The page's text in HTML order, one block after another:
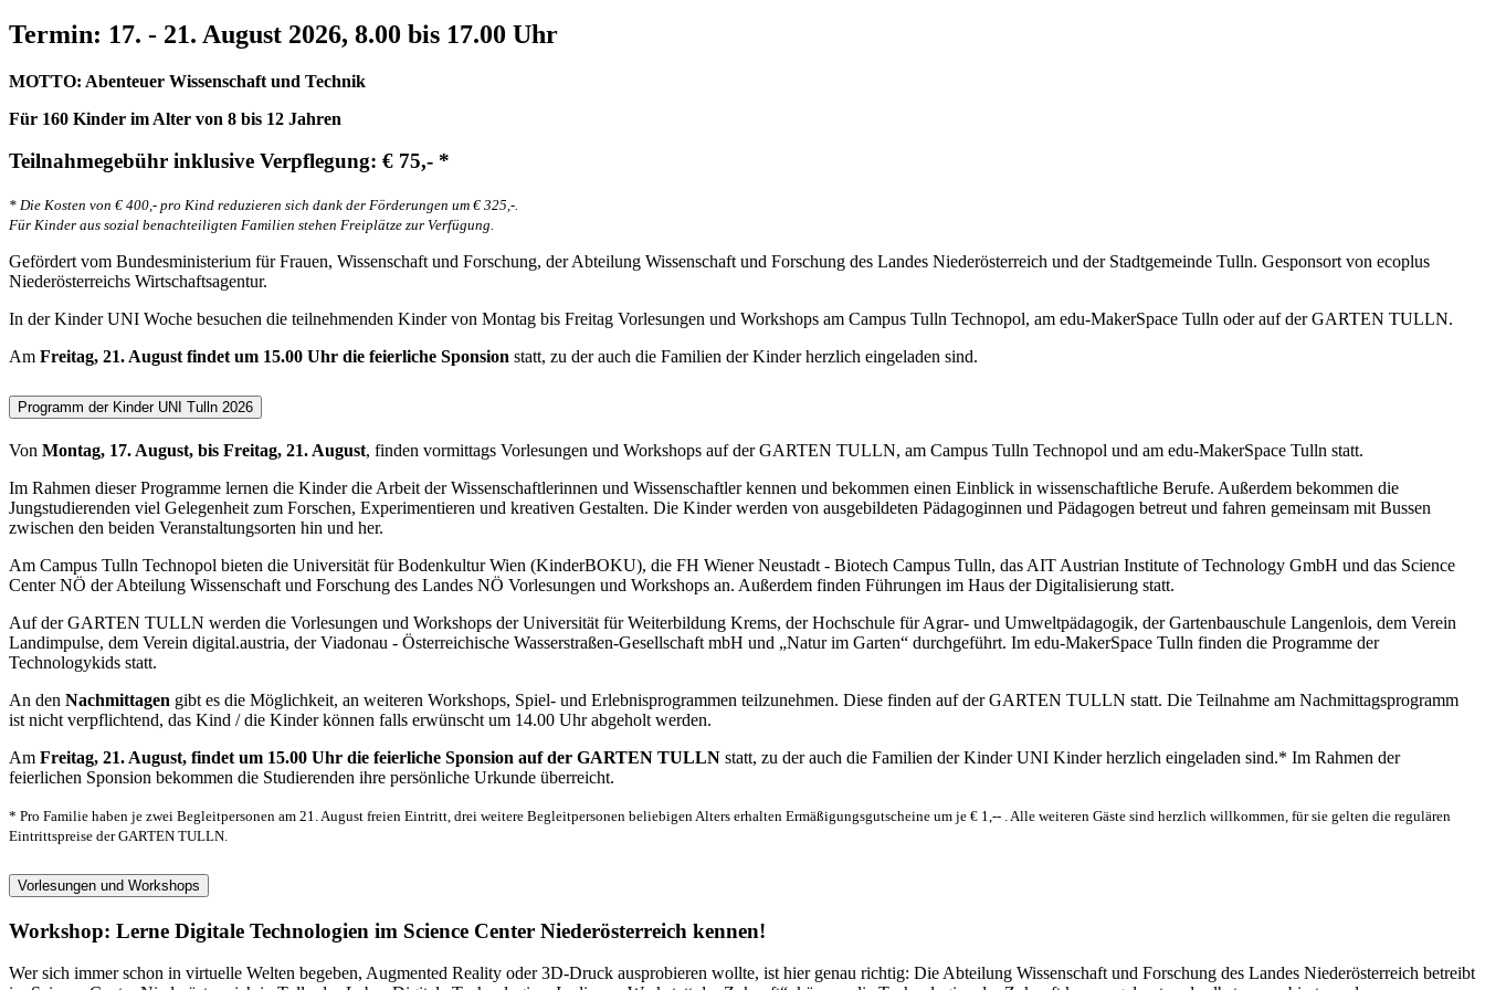
Termin: 17. - 21. August 2026, 8.00 bis 17.00 Uhr
MOTTO: Abenteuer Wissenschaft und Technik
Für 160 Kinder im Alter von 8 bis 12 Jahren
Teilnahmegebühr inklusive Verpflegung: € 75,- *
* Die Kosten von € 400,- pro Kind reduzieren sich dank der Förderungen um € 325,-.
Für Kinder aus sozial benachteiligten Familien stehen Freiplätze zur Verfügung.
Gefördert vom Bundesministerium für Frauen, Wissenschaft und Forschung, der Abteilung Wissenschaft und Forschung des Landes Niederösterreich und der Stadtgemeinde Tulln. Gesponsort von ecoplus
Niederösterreichs Wirtschaftsagentur.
In der Kinder UNI Woche besuchen die teilnehmenden Kinder von Montag bis Freitag Vorlesungen und Workshops am Campus Tulln Technopol, am edu-MakerSpace Tulln oder auf der GARTEN TULLN.
Am Freitag, 21. August findet um 15.00 Uhr die feierliche Sponsion statt, zu der auch die Familien der Kinder herzlich eingeladen sind.
Programm der Kinder UNI Tulln 2026
Von Montag, 17. August, bis Freitag, 21. August, finden vormittags Vorlesungen und Workshops auf der GARTEN TULLN, am Campus Tulln Technopol und am edu-MakerSpace Tulln statt.
Im Rahmen dieser Programme lernen die Kinder die Arbeit der Wissenschaftlerinnen und Wissenschaftler kennen und bekommen einen Einblick in wissenschaftliche Berufe. Außerdem bekommen die
Jungstudierenden viel Gelegenheit zum Forschen, Experimentieren und kreativen Gestalten. Die Kinder werden von ausgebildeten Pädagoginnen und Pädagogen betreut und fahren gemeinsam mit Bussen
zwischen den beiden Veranstaltungsorten hin und her.
Am Campus Tulln Technopol bieten die Universität für Bodenkultur Wien (KinderBOKU), die FH Wiener Neustadt - Biotech Campus Tulln, das AIT Austrian Institute of Technology GmbH und das Science
Center NÖ der Abteilung Wissenschaft und Forschung des Landes NÖ Vorlesungen und Workshops an. Außerdem finden Führungen im Haus der Digitalisierung statt.
Auf der GARTEN TULLN werden die Vorlesungen und Workshops der Universität für Weiterbildung Krems, der Hochschule für Agrar- und Umweltpädagogik, der Gartenbauschule Langenlois, dem Verein
Landimpulse, dem Verein digital.austria, der Viadonau - Österreichische Wasserstraßen-Gesellschaft mbH und „Natur im Garten“ durchgeführt. Im edu-MakerSpace Tulln finden die Programme der
Technologykids statt.
An den Nachmittagen gibt es die Möglichkeit, an weiteren Workshops, Spiel- und Erlebnisprogrammen teilzunehmen. Diese finden auf der GARTEN TULLN statt. Die Teilnahme am Nachmittagsprogramm
ist nicht verpflichtend, das Kind / die Kinder können falls erwünscht um 14.00 Uhr abgeholt werden.
Am Freitag, 21. August, findet um 15.00 Uhr die feierliche Sponsion auf der GARTEN TULLN statt, zu der auch die Familien der Kinder UNI Kinder herzlich eingeladen sind.* Im Rahmen der
feierlichen Sponsion bekommen die Studierenden ihre persönliche Urkunde überreicht.
* Pro Familie haben je zwei Begleitpersonen am 21. August freien Eintritt, drei weitere Begleitpersonen beliebigen Alters erhalten Ermäßigungsgutscheine um je € 1,-- . Alle weiteren Gäste sind herzlich willkommen, für sie gelten die regulären
Eintrittspreise der GARTEN TULLN.
Vorlesungen und Workshops
Workshop: Lerne Digitale Technologien im Science Center Niederösterreich kennen!
Wer sich immer schon in virtuelle Welten begeben, Augmented Reality oder 3D-Druck ausprobieren wollte, ist hier genau richtig: Die Abteilung Wissenschaft und Forschung des Landes Niederösterreich betreibt